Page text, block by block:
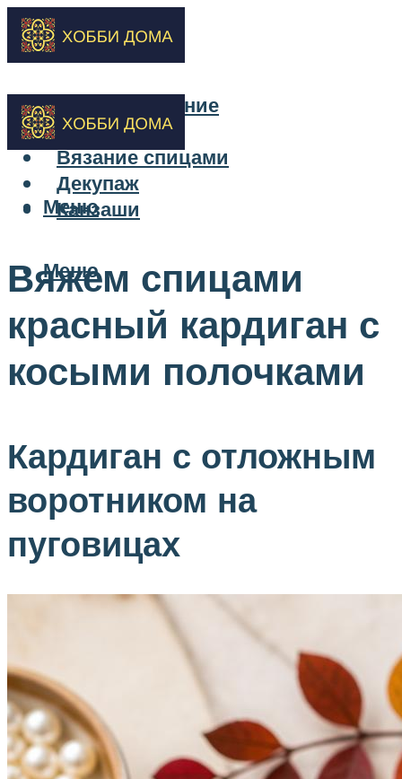
Бисероплетение
Вышивка
Вязание спицами
Декупаж
Канзаши
Меню
Меню
Вяжем спицами
красный кардиган с
косыми полочками
Кардиган с отложным
воротником на
пуговицах